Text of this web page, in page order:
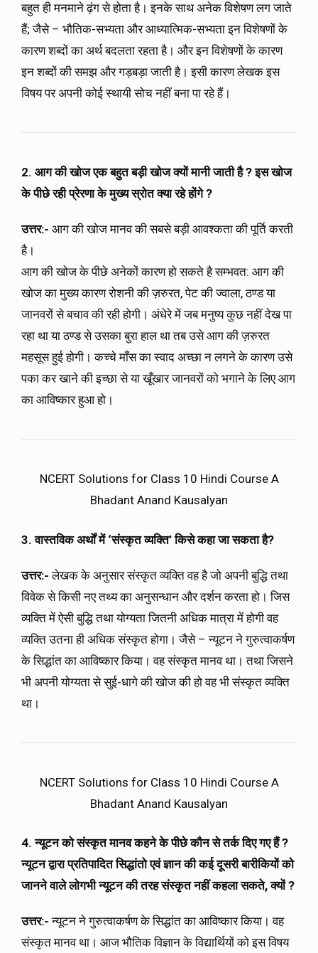
बहुत ही मनमाने ढ़ंग से होता है। इनके साथ अनेक विशेषण लग जाते
हैं; जैसे – भौतिक-सभ्यता और आध्यात्मिक-सभ्यता इन विशेषणों के
कारण शब्दों का अर्थ बदलता रहता है। और इन विशेषणों के कारण
इन शब्दों की समझ और गड़बड़ा जाती है। इसी कारण लेखक इस
विषय पर अपनी कोई स्थायी सोच नहीं बना पा रहे हैं।
2. आग की खोज एक बहुत बड़ी खोज क्यों मानी जाती है ? इस खोज
के पीछे रही प्रेरणा के मुख्य स्रोत क्या रहे होंगे ?
उत्तर:- आग की खोज मानव की सबसे बड़ी आवश्कता की पूर्ति करती
है।
आग की खोज के पीछे अनेकों कारण हो सकते है सम्भवत: आग की
खोज का मुख्य कारण रोशनी की ज़रुरत, पेट की ज्वाला, ठण्ड या
जानवरों से बचाव की रही होगी। अंधेरे में जब मनुष्य कुछ नहीं देख पा
रहा था या ठण्ड से उसका बुरा हाल था तब उसे आग की ज़रुरत
महसूस हुई होगी। कच्चे माँस का स्वाद अच्छा न लगने के कारण उसे
पका कर खाने की इच्छा से या खूँखार जानवरों को भगाने के लिए आग
का आविष्कार हुआ हो।
NCERT Solutions for Class 10 Hindi Course A
Bhadant Anand Kausalyan
3. वास्तविक अर्थों में ‘संस्कृत व्यक्ति’ किसे कहा जा सकता है?
उत्तर:-लेखक के अनुसार संस्कृत व्यक्ति वह है जो अपनी बुद्धि तथा
विवेक से किसी नए तथ्य का अनुसन्धान और दर्शन करता हो। जिस
व्यक्ति में ऐसी बुद्धि तथा योग्यता जितनी अधिक मात्रा में होगी वह
व्यक्ति उतना ही अधिक संस्कृत होगा। जैसे – न्यूटन ने गुरुत्वाकर्षण
के सिद्धांत का आविष्कार किया। वह संस्कृत मानव था। तथा जिसने
भी अपनी योग्यता से सुई-धागे की खोज की हो वह भी संस्कृत व्यक्ति
था।
NCERT Solutions for Class 10 Hindi Course A
Bhadant Anand Kausalyan
4. न्यूटन को संस्कृत मानव कहने के पीछे कौन से तर्क दिए गए हैं ?
न्यूटन द्वारा प्रतिपादित सिद्धांतो एवं ज्ञान की कई दूसरी बारीकियों को
जानने वाले लोगभी न्यूटन की तरह संस्कृत नहीं कहला सकते, क्यों ?
उत्तर:-न्यूटन ने गुरुत्वाकर्षण के सिद्धांत का आविष्कार किया। वह
संस्कृत मानव था। आज भौतिक विज्ञान के विद्यार्थियों को इस विषय